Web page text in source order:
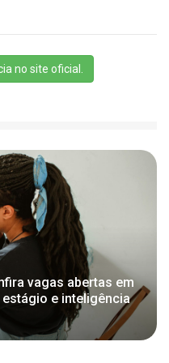
no site oficial.
vagas abertas em
e inteligência